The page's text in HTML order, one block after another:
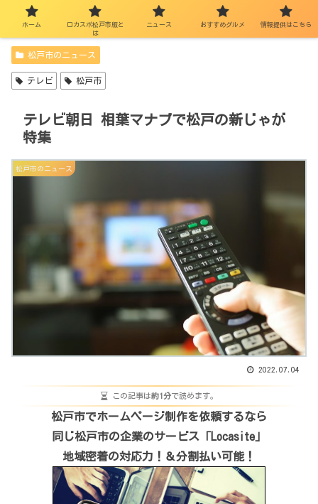
松戸市のニュース
テレビ 松戸市
テレビ朝日 相葉マナブで松戸の新じゃが
特集
松戸市のニュース
2022.07.04
この記事は約1分で読めます。
松戸市でホームページ制作を依頼するなら
同じ松戸市の企業のサービス「Locasite」
地域密着の対応力！＆分割払い可能！
ホーム
ロカスポ松戸市版と
は
ニュース おすすめグルメ 情報提供はこちら